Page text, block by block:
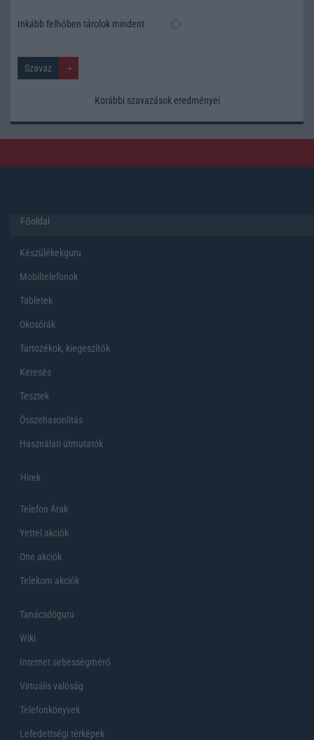
Inkább felhőben tárolok mindent
Korábbi szavazások eredményei
Főoldal
Készülékekguru
Mobiltelefonok
Tabletek
Okosórák
Tartozékok, kiegeszítők
Keresés
Tesztek
Összehasonlítás
Használati útmutatók
Hirek
Telefon Árak
Yettel akciók
One akciók
Telekom akciók
Tanácsdóguru
Wiki
Internet sebességmérő
Virtuális valóság
Telefonkönyvek
Lefedettségi térképek